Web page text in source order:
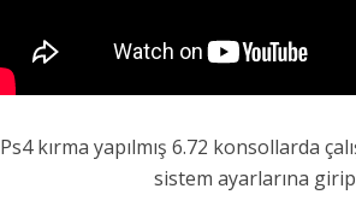
Ps4 kırma yapılmış 6.72 konsollarda
sistem ayarlarına